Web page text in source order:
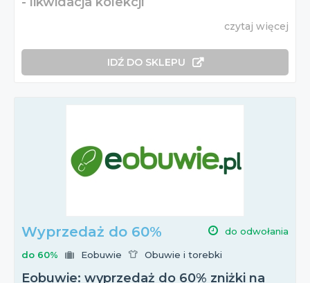
czytaj więcej
IDŹ DO SKLEPU
Wyprzedaż do 60% do odwołania
do 60% Eobuwie Obuwie i torebki
Eobuwie: wyprzedaż do 60% zniżki na